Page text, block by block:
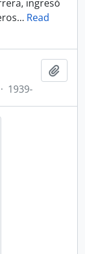
ingresó
… Read
· 1939-